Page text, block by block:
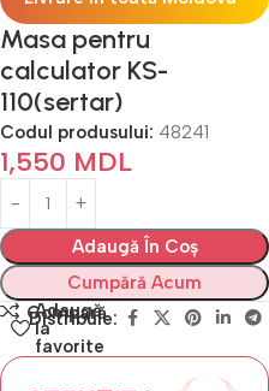
Masa pentru
calculator KS-
110(sertar)
Codul produsului: 48241
1,550 MDL
Adaugă În Coș
Cumpără Acum
Compară
Adaugă
la
favorite
Distribuie: